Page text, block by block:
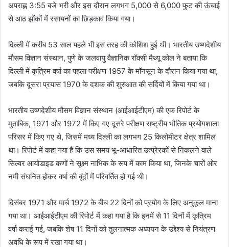
अपराह्न 3:55 बजे भरी और इस दौरान लगभग 5,000 से 6,000 फुट की ऊंचाई
से आठ झोंकों में रसायनों का छिड़काव किया गया।
दिल्ली में करीब 53 साल पहले भी इस तरह की कोशिश हुई थी। भारतीय उष्णदेशीय
मौसम विज्ञान संस्थान, पुणे के जलवायु वैज्ञानिक रॉक्सी मैथ्यू कोल ने बताया कि
दिल्ली में कृत्रिम वर्षा का पहला परीक्षण 1957 के मॉनसून के दौरान किया गया था,
जबकि दूसरा प्रयास 1970 के दशक की शुरुआत की सर्दियों में किया गया था।
भारतीय उष्णदेशीय मौसम विज्ञान संस्थान (आईआईटीएम) की एक रिपोर्ट के
मुताबिक, 1971 और 1972 में किए गए दूसरे परीक्षण राष्ट्रीय भौतिक प्रयोगशाला
परिसर में किए गए थे, जिसमें मध्य दिल्ली का लगभग 25 किलोमीटर क्षेत्र शामिल
था। रिपोर्ट में कहा गया है कि उस समय भू-आधारित उत्प्रेरकों से निकलने वाले
सिल्वर आयोडाइड कणों ने सूक्ष्म नाभिक के रूप में काम किया था, जिनके चारों ओर
नमी संघनित होकर वर्षा की बूंदों में परिवर्तित हो गई थी।
दिसंबर 1971 और मार्च 1972 के बीच 22 दिनों को प्रयोग के लिए अनुकूल माना
गया था। आईआईटीएम की रिपोर्ट में कहा गया है कि इनमें से 11 दिनों में कृत्रिम
वर्षा कराई गई, जबकि शेष 11 दिनों को तुलनात्मक अध्ययन के उद्देश्य से नियंत्रण
अवधि के रूप में रखा गया था।